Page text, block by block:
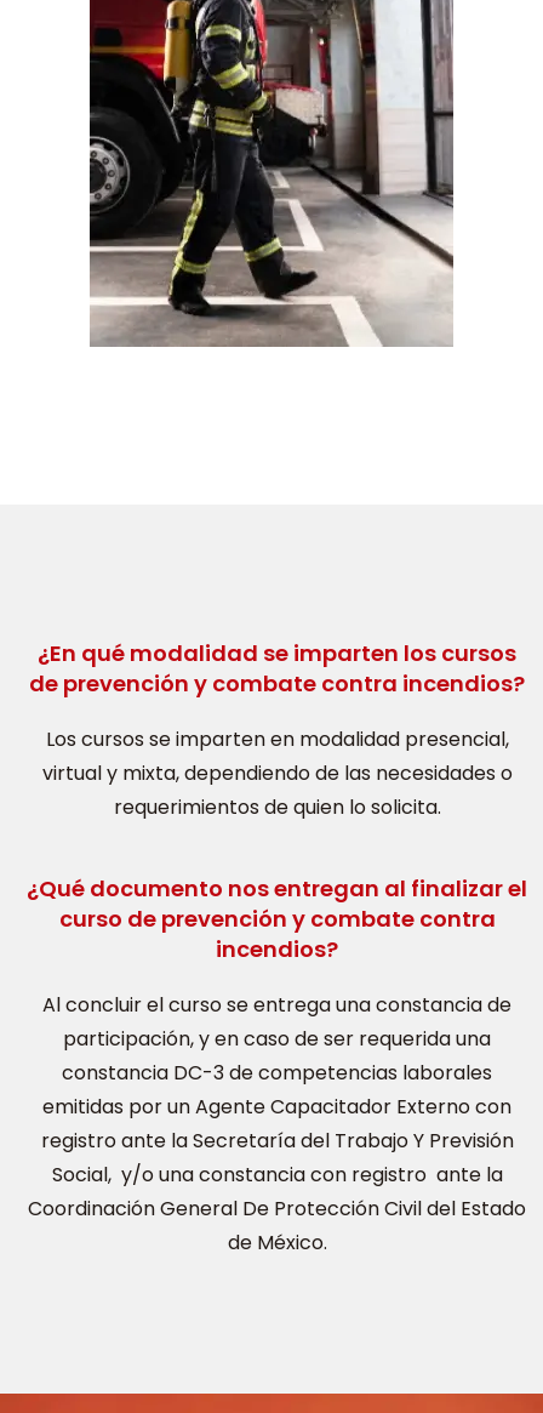
¿En qué modalidad se imparten los cursos
de prevención y combate contra incendios?
Los cursos se imparten en modalidad presencial,
virtual y mixta, dependiendo de las necesidades o
requerimientos de quien lo solicita.
¿Qué documento nos entregan al finalizar el
curso de prevención y combate contra
incendios?
Al concluir el curso se entrega una constancia de
participación, y en caso de ser requerida una
constancia DC-3 de competencias laborales
emitidas por un Agente Capacitador Externo con
registro ante la Secretaría del Trabajo Y Previsión
Social, y/o una constancia con registro ante la
Coordinación General De Protección Civil del Estado
de México.